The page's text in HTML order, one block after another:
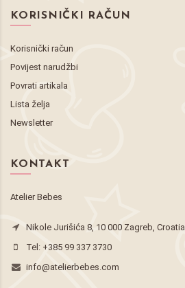
KORISNIČKI RAČUN
Korisnički račun
Povijest narudžbi
Povrati artikala
Lista želja
Newsletter
KONTAKT
Atelier Bebes
Nikole Jurišića 8, 10 000 Zagreb, Croatia
Tel: +385 99 337 3730
info@atelierbebes.com